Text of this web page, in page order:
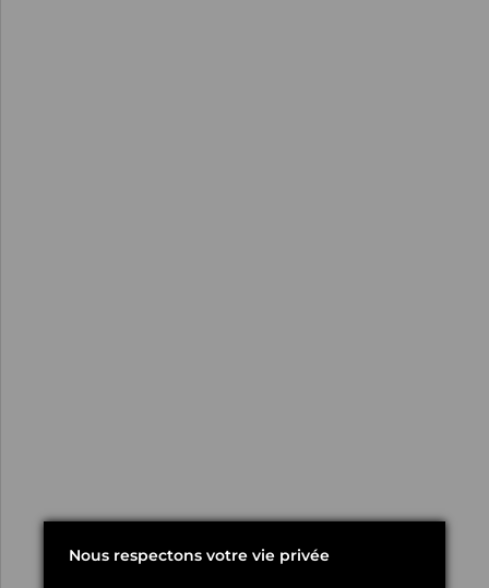
Nous respectons votre vie privée